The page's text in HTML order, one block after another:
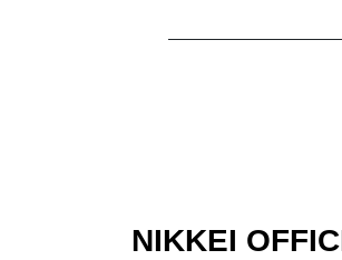
NIKKEI